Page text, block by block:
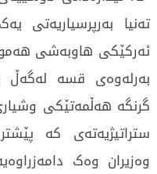
تەنیا بەرپرسیاریەتی
ئەرکێکی هاوبەشی
بەرلەوەی قسە لەگەڵ
گرنگە هەڵمەتێکی
ستراتیژیەتەی کە
وەزیران وەک